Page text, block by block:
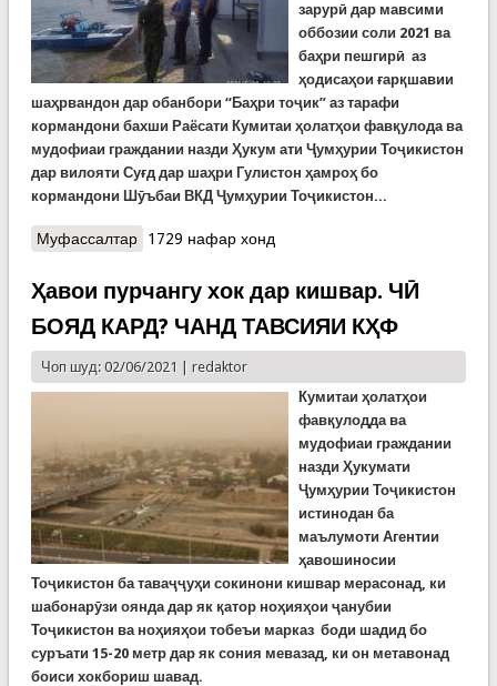
зарурӣ дар мавсими
оббозии соли 2021 ва
баҳри пешгирӣ аз
ҳодисаҳои ғарқшавии
шаҳрвандон дар обанбори “Баҳри тоҷик” аз тарафи
кормандони бахши Раёсати Кумитаи ҳолатҳои фавқулода ва
мудофиаи граждании назди Ҳукум ати Ҷумҳурии Тоҷикистон
дар вилояти Суғд дар шаҳри Гулистон ҳамроҳ бо
кормандони Шӯъбаи ВКД Ҷумҳурии Тоҷикистон...
Муфассалтаро Роҳандозии корҳои таблиғотӣ дар соҳили обҳо
1729 нафар хонд
Ҳавои пурчангу хок дар кишвар. ЧӢ
БОЯД КАРД? ЧАНД ТАВСИЯИ КҲФ
Чоп шуд: 02/06/2021 | redaktor
Кумитаи ҳолатҳои
фавқулодда ва
мудофиаи граждании
назди Ҳукумати
Ҷумҳурии Тоҷикистон
истинодан ба
маълумоти Агентии
ҳавошиносии
Тоҷикистон ба таваҷҷуҳи сокинони кишвар мерасонад, ки
шабонарӯзи оянда дар як қатор ноҳияҳои ҷанубии
Тоҷикистон ва ноҳияҳои тобеъи марказ боди шадид бо
суръати 15-20 метр дар як сония мевазад, ки он метавонад
боиси хокбориш шавад.